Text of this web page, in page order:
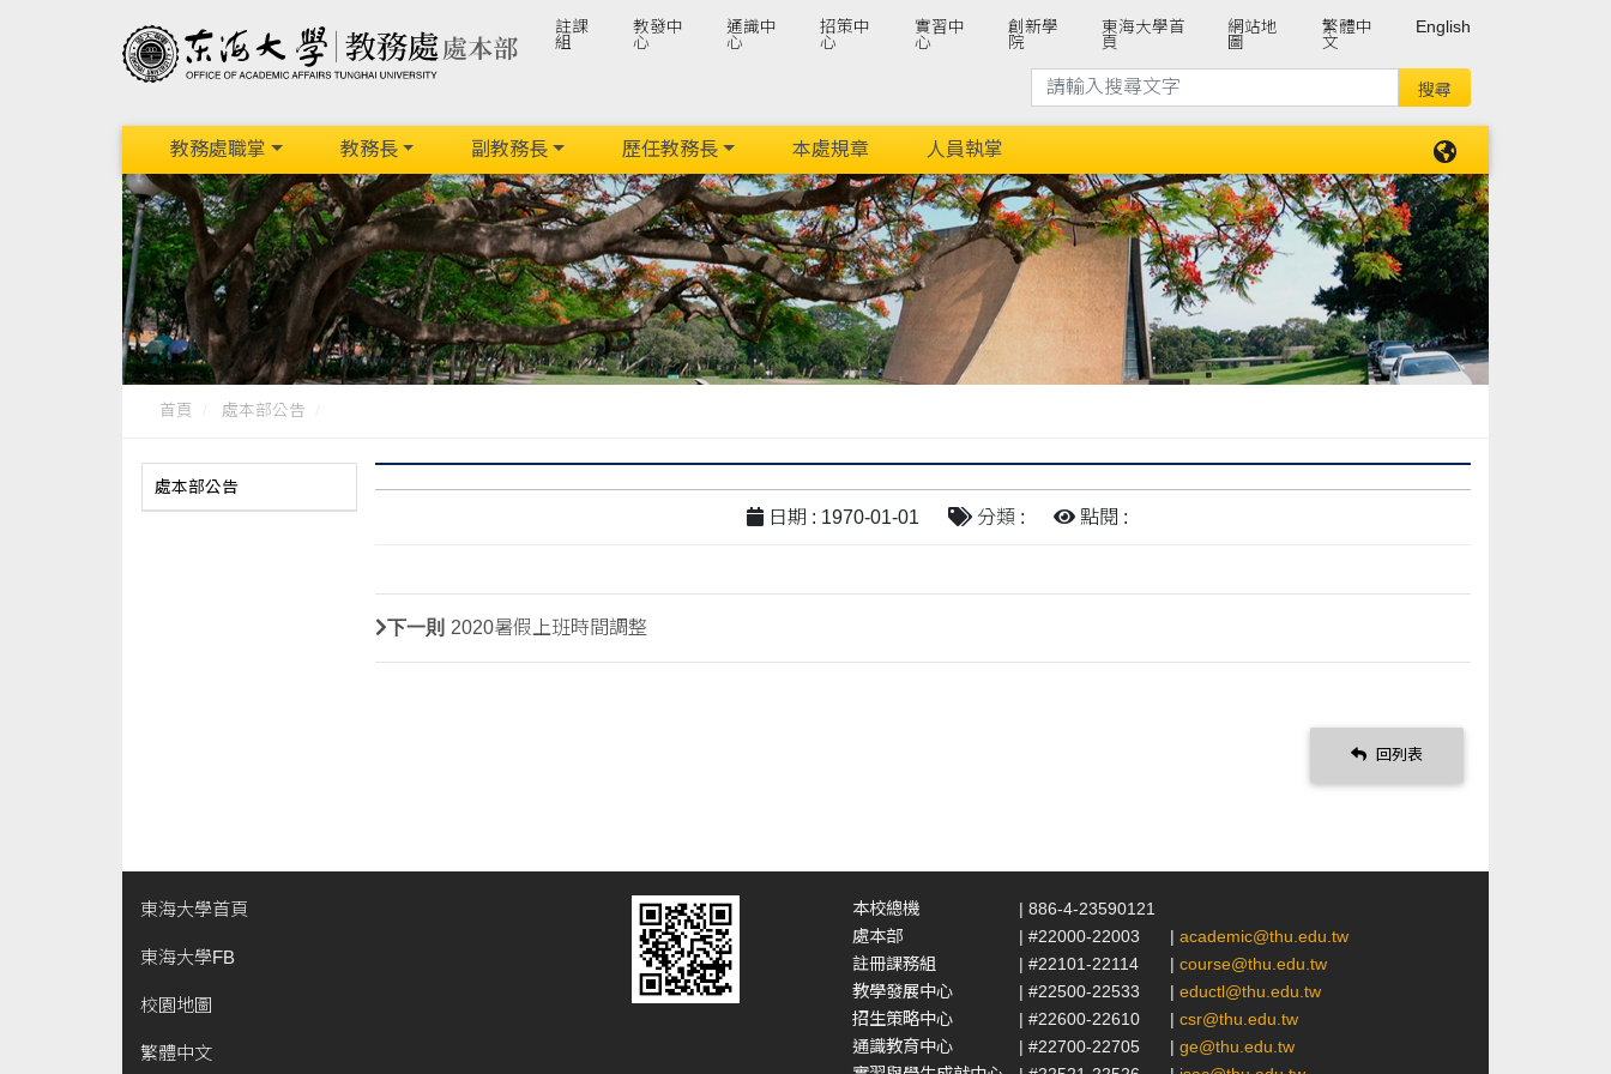
註課
組
教發中
心
通識中
心
招策中
心
實習中
心
創新學
院
東海大學首
頁
網站地
圖
繁體中
文
English
教務處職掌 教務長 副教務長 歷任教務長 本處規章 人員執掌
首頁 處本部公告
處本部公告
日期 : 1970-01-01 分類 : 點閱 :
下一則 2020暑假上班時間調整
回列表
東海大學首頁
東海大學FB
校園地圖
繁體中文
本校總機
| 886-4-23590121
處本部
| #22000-22003 | academic@thu.edu.tw
註冊課務組
| #22101-22114 | course@thu.edu.tw
教學發展中心
| #22500-22533 | eductl@thu.edu.tw
招生策略中心
| #22600-22610 | csr@thu.edu.tw
通識教育中心
| #22700-22705 | ge@thu.edu.tw